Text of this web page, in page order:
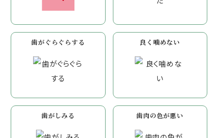
歯がぐらぐらする 良く噛めない
歯がしみる 歯肉の色が悪い